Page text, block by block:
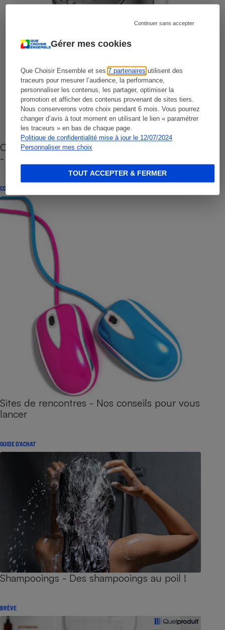
Gérer mes cookies
Que Choisir Ensemble et ses7 partenaires utilisent des
traceurs pour mesurer l’audience, la performance,
personnaliser les contenus, les partager, optimiser la
promotion et afficher des contenus provenant de sites tiers.
Nous conserverons votre choix pendant 6 mois. Vous pourrez
changer d’avis à tout moment en utilisant le lien « paramétrer
les traceurs » en bas de chaque page.
Politique de confidentialité mise à jour le 12/07/2024
Personnaliser mes choix
Continuer sans accepter
TOUT ACCEPTER & FERMER
Cafetière à capsules zéro déchet CoffeeB (vidéo)
- Premières impressions
CONSEILS
Sites de rencontres - Nos conseils pour vous
lancer
GUIDE D'ACHAT
Shampooings - Des shampooings au poil !
BRÈVE